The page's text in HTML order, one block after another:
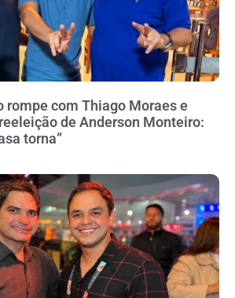
rompe com Thiago Moraes e
de Anderson Monteiro:
torna”